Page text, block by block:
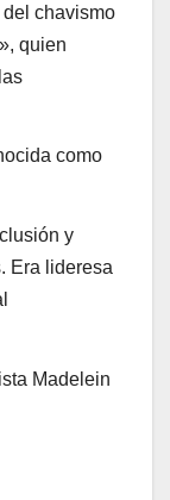
chavismo
quien
como
y
Era lideresa
Madelein